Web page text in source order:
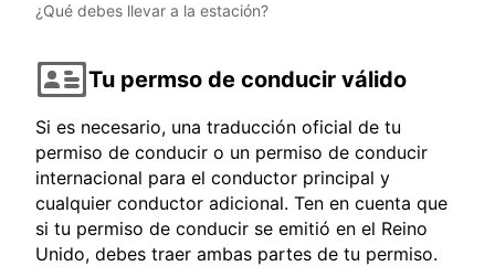
¿Qué debes llevar a la estación?
Tu permso de conducir válido
Si es necesario, una traducción oficial de tu
permiso de conducir o un permiso de conducir
internacional para el conductor principal y
cualquier conductor adicional. Ten en cuenta que
si tu permiso de conducir se emitió en el Reino
Unido, debes traer ambas partes de tu permiso.